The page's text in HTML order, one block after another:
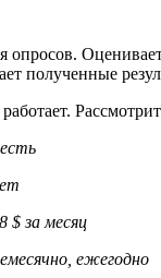
опросов.
полученные
есть
$ за месяц
ежегодно